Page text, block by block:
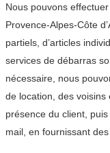
Nous pouvons
Provence-Alpes-Côte
partiels, d’articles
services de débarras
nécessaire, nous
de location, des
présence du client,
mail, en fournissant